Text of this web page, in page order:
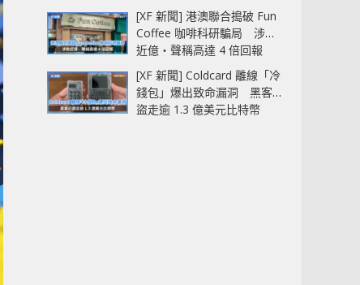
[XF 新聞] 港澳聯合搗破 Fun
Coffee 咖啡科研騙局 涉款
近億‧聲稱高達 4 倍回報
[XF 新聞] Coldcard 離線「冷
錢包」爆出致命漏洞 黑客已
盜走逾 1.3 億美元比特幣